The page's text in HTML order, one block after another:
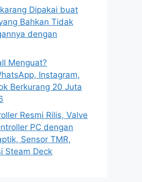
Dipakai buat
Bahkan Tidak
dengan
Menguat?
Instagram,
Berkurang 20 Juta
Resmi Rilis, Valve
PC dengan
Sensor TMR,
Steam Deck